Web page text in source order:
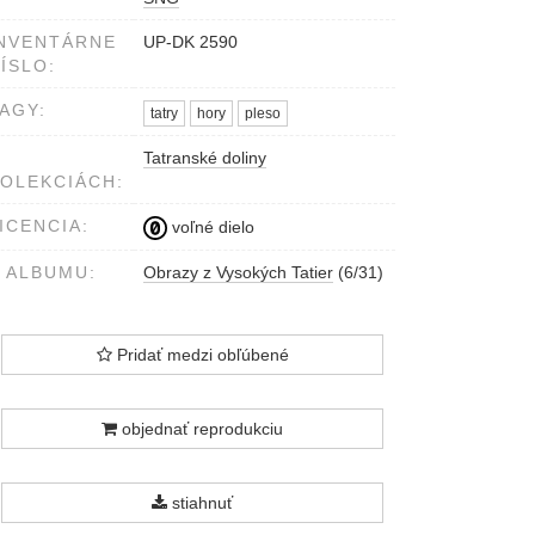
vpredu v strede dolu tlačou: A
Der grüne See im
Weisswasserthale. 1887.
Bibliothèque Harmant
ceruzkou: 5
UP-DK 2590
tatry hory pleso
Tatranské doliny
voľné dielo
ALBUMU: Obrazy z Vysokých Tatier (6/31)
Pridať medzi obľúbené
objednať reprodukciu
stiahnuť